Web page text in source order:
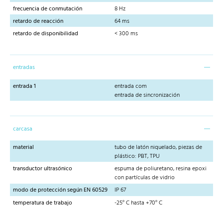
frecuencia de conmutación
8 Hz
retardo de reacción
64 ms
retardo de disponibilidad
< 300 ms
entradas
entrada 1
entrada com
entrada de sincronización
carcasa
material
tubo de latón niquelado, piezas de
plástico: PBT, TPU
transductor ultrasónico
espuma de poliuretano, resina epoxi
con partículas de vidrio
modo de protección según EN 60529
IP 67
temperatura de trabajo
-25° C hasta +70° C